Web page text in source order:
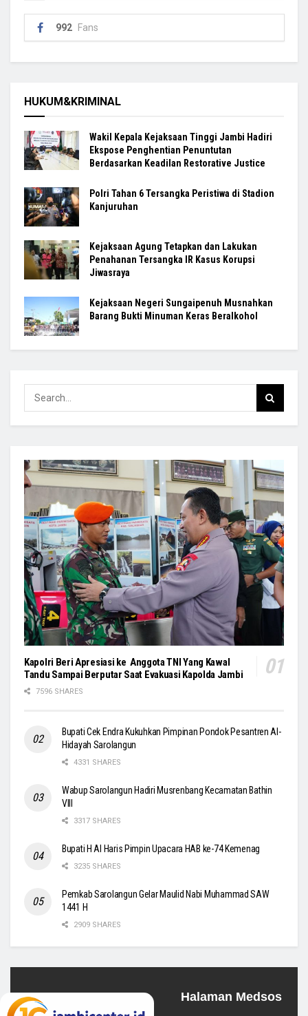
992 Fans
HUKUM&KRIMINAL
Wakil Kepala Kejaksaan Tinggi Jambi Hadiri
Ekspose Penghentian Penuntutan
Berdasarkan Keadilan Restorative Justice
Polri Tahan 6 Tersangka Peristiwa di Stadion
Kanjuruhan
Kejaksaan Agung Tetapkan dan Lakukan
Penahanan Tersangka IR Kasus Korupsi
Jiwasraya
Kejaksaan Negeri Sungaipenuh Musnahkan
Barang Bukti Minuman Keras Beralkohol
Kapolri Beri Apresiasi ke Anggota TNI Yang Kawal
Tandu Sampai Berputar Saat Evakuasi Kapolda Jambi
7596 SHARES
Bupati Cek Endra Kukuhkan Pimpinan Pondok Pesantren Al-
Hidayah Sarolangun
4331 SHARES
Wabup Sarolangun Hadiri Musrenbang Kecamatan Bathin
VIII
3317 SHARES
Bupati H Al Haris Pimpin Upacara HAB ke-74 Kemenag
3235 SHARES
Pemkab Sarolangun Gelar Maulid Nabi Muhammad SAW
1441 H
2909 SHARES
Halaman Medsos